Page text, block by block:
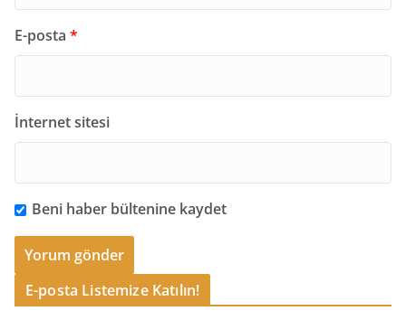
E-posta *
İnternet sitesi
Beni haber bültenine kaydet
E-posta Listemize Katılın!